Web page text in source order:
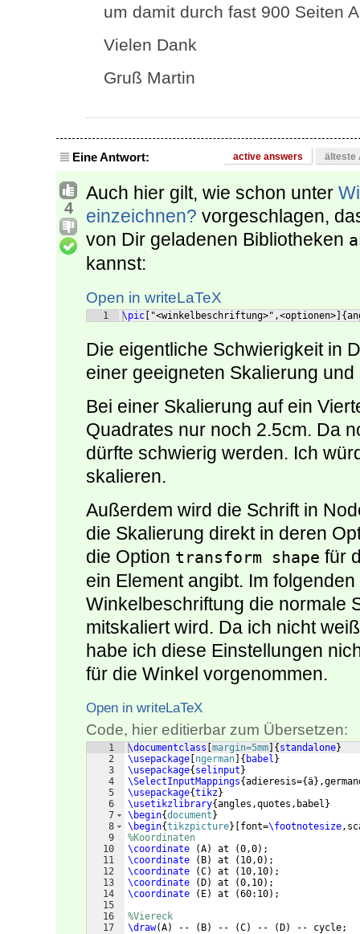
um damit durch fast 900 Seiten
Vielen Dank
Gruß Martin
Eine Antwort: active answers älteste
4
Auch hier gilt, wie schon unter
einzeichnen? vorgeschlagen,
von Dir geladenen Bibliotheken
kannst:
Open in writeLaTeX
1 \pic "<winkelbeschriftung>",<optionen> {
Die eigentliche Schwierigkeit in
einer geeigneten Skalierung
Bei einer Skalierung auf ein
Quadrates nur noch 2.5cm. Da
dürfte schwierig werden. Ich
skalieren.
Außerdem wird die Schrift in
die Skalierung direkt in deren
die Option transform shape für
ein Element angibt. Im
Winkelbeschriftung die normale
mitskaliert wird. Da ich nicht
habe ich diese Einstellungen
für die Winkel vorgenommen.
Open in writeLaTeX
Code, hier editierbar zum Übersetzen:
1
2
3
4
5
6
7
8
9
10
11
12
13
14
15
16
17
\documentclass margin=5mm { standalone}
\usepackage ngerman { babel }
\usepackage{ selinput }
\SelectInputMappings{adieresis={ä}
\usepackage{tikz}
\usetikzlibrary{angles,quotes,babel }
\begin{document }
\begin{tikzpicture} font=\footnotesize
%Koordinaten
\coordinate
(A) at (0,0) ;
\coordinate
( B) at ( 10,0) ;
\coordinate
(C) at ( 10,10) ;
\coordinate
( D) at (0,10) ;
\coordinate
( E) at (60:10) ;
%Viereck
\draw(A) -- ( B) -- (C) -- ( D)
-- cycle;